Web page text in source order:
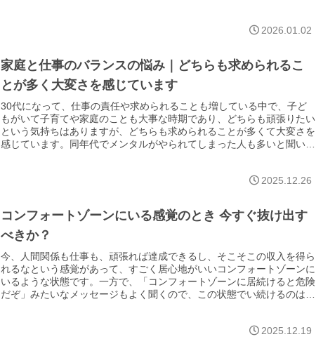
2026.01.02
家庭と仕事のバランスの悩み｜どちらも求められるこ
とが多く大変さを感じています
30代になって、仕事の責任や求められることも増している中で、子ど
もがいて子育てや家庭のことも大事な時期であり、どちらも頑張りたい
という気持ちはありますが、どちらも求められることが多くて大変さを
感じています。同年代でメンタルがやられてしまった人も多いと聞い
2025.12.26
コンフォートゾーンにいる感覚のとき 今すぐ抜け出す
べきか？
今、人間関係も仕事も、頑張れば達成できるし、そこそこの収入を得ら
れるなという感覚があって、すごく居心地がいいコンフォートゾーンに
いるような状態です。一方で、「コンフォートゾーンに居続けると危険
だぞ」みたいなメッセージもよく聞くので、この状態でい続けるのはよ
2025.12.19